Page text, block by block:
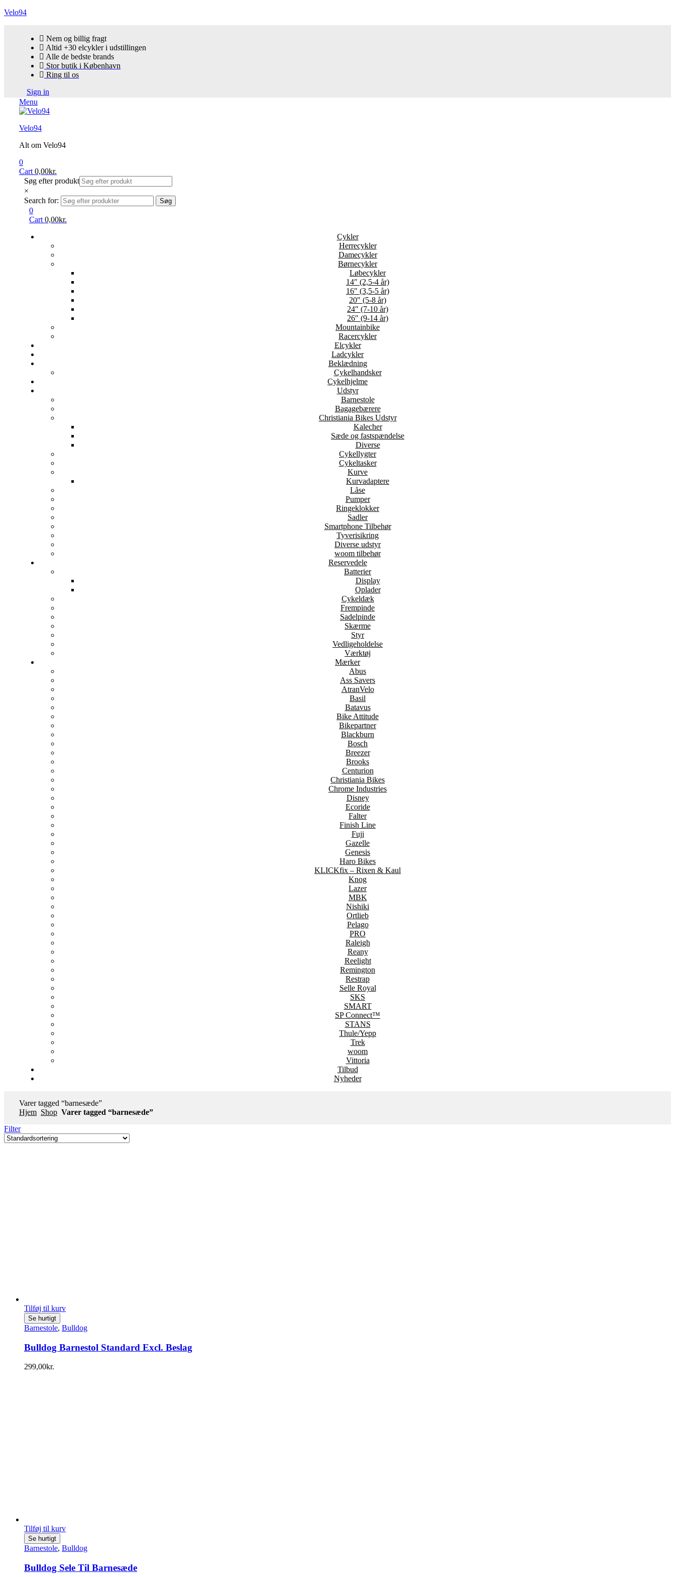
Velo94
Nem og billig fragt
Altid +30 elcykler i udstillingen
Alle de bedste brands
Stor butik i København
Ring til os
Sign in
Menu
Velo94
Alt om Velo94
0
Cart 0,00kr.
Søg efter produkt
×
Search for:
Søg
0
Cart 0,00kr.
Cykler
Herrecykler
Damecykler
Børnecykler
Løbecykler
14″ (2,5-4 år)
16″ (3,5-5 år)
20″ (5-8 år)
24″ (7-10 år)
26″ (9-14 år)
Mountainbike
Racercykler
Elcykler
Ladcykler
Beklædning
Cykelhandsker
Cykelhjelme
Udstyr
Barnestole
Bagagebærere
Christiania Bikes Udstyr
Kalecher
Sæde og fastspændelse
Diverse
Cykellygter
Cykeltasker
Kurve
Kurvadaptere
Låse
Pumper
Ringeklokker
Sadler
Smartphone Tilbehør
Tyverisikring
Diverse udstyr
woom tilbehør
Reservedele
Batterier
Display
Oplader
Cykeldæk
Frempinde
Sadelpinde
Skærme
Styr
Vedligeholdelse
Værktøj
Mærker
Abus
Ass Savers
AtranVelo
Basil
Batavus
Bike Attitude
Bikepartner
Blackburn
Bosch
Breezer
Brooks
Centurion
Christiania Bikes
Chrome Industries
Disney
Ecoride
Falter
Finish Line
Fuji
Gazelle
Genesis
Haro Bikes
KLICKfix – Rixen & Kaul
Knog
Lazer
MBK
Nishiki
Ortlieb
Pelago
PRO
Raleigh
Reany
Reelight
Remington
Restrap
Selle Royal
SKS
SMART
SP Connect™
STANS
Thule/Yepp
Trek
woom
Vittoria
Tilbud
Nyheder
Varer tagged “barnesæde”
Hjem Shop Varer tagged “barnesæde”
Filter
Tilføj til kurv
Se hurtigt
Barnestole, Bulldog
Bulldog Barnestol Standard Excl. Beslag
299,00kr.
Tilføj til kurv
Se hurtigt
Barnestole, Bulldog
Bulldog Sele Til Barnesæde